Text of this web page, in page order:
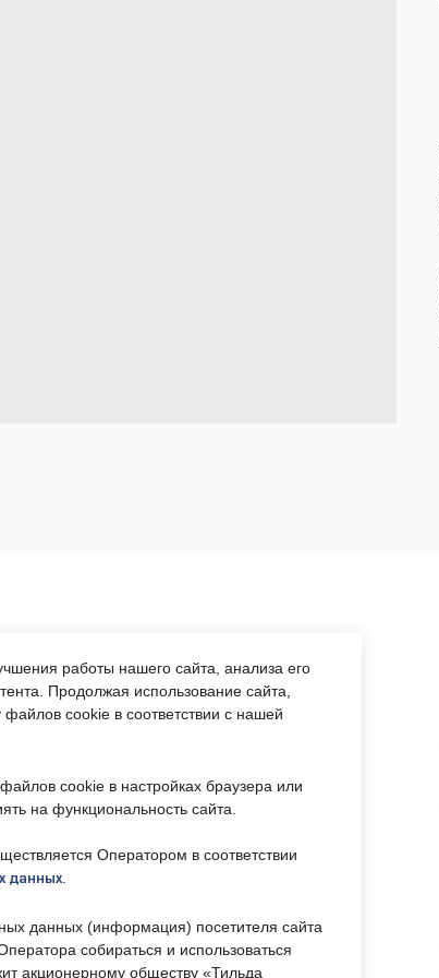
Пн-Пт 9:00 —
17:30, обед 12:00
Об учреждении:
Документы
работы нашего сайта, анализа его
Продолжая использование сайта,
cookie в соответствии с нашей
cookie в настройках браузера или
на функциональность сайта.
Оператором в соответствии
данных.
данных (информация) посетителя сайта
собираться и использоваться
акционерному обществу «Тильда